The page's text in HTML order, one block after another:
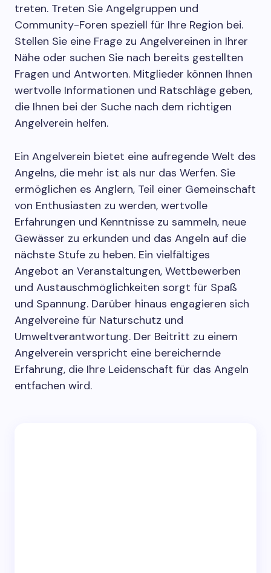
treten. Treten Sie Angelgruppen und
Community-Foren speziell für Ihre Region bei.
Stellen Sie eine Frage zu Angelvereinen in Ihrer
Nähe oder suchen Sie nach bereits gestellten
Fragen und Antworten. Mitglieder können Ihnen
wertvolle Informationen und Ratschläge geben,
die Ihnen bei der Suche nach dem richtigen
Angelverein helfen.
Ein Angelverein bietet eine aufregende Welt des
Angelns, die mehr ist als nur das Werfen. Sie
ermöglichen es Anglern, Teil einer Gemeinschaft
von Enthusiasten zu werden, wertvolle
Erfahrungen und Kenntnisse zu sammeln, neue
Gewässer zu erkunden und das Angeln auf die
nächste Stufe zu heben. Ein vielfältiges
Angebot an Veranstaltungen, Wettbewerben
und Austauschmöglichkeiten sorgt für Spaß
und Spannung. Darüber hinaus engagieren sich
Angelvereine für Naturschutz und
Umweltverantwortung. Der Beitritt zu einem
Angelverein verspricht eine bereichernde
Erfahrung, die Ihre Leidenschaft für das Angeln
entfachen wird.